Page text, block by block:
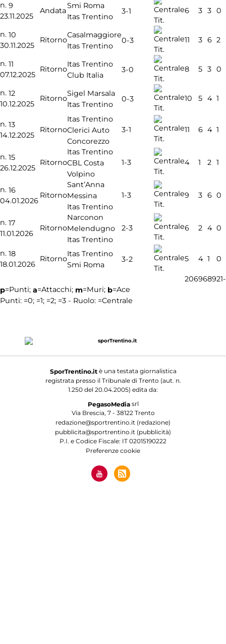
n. 9
23.11.2025
Andata
Smi Roma
Itas Trentino
3-1
Tit.
6 3 3 0
n. 10
30.11.2025
Ritorno
Casalmaggiore
Itas Trentino
0-3
Tit.
11 3 6 2
n. 11
07.12.2025
Ritorno
Itas Trentino
Club Italia
3-0
Tit.
8 5 3 0
n. 12
10.12.2025
Ritorno
Sigel Marsala
Itas Trentino
0-3
Tit.
10 5 4 1
n. 13
14.12.2025
Ritorno
Itas Trentino
Clerici Auto
Concorezzo
3-1
Tit.
11 6 4 1
n. 15
26.12.2025
Ritorno
Itas Trentino
CBL Costa
Volpino
1-3
Tit.
4 1 2 1
n. 16
04.01.2026
Ritorno
Sant’Anna
Messina
Itas Trentino
1-3
Tit.
9 3 6 0
n. 17
11.01.2026
Ritorno
Narconon
Melendugno
Itas Trentino
2-3
Tit.
6 2 4 0
n. 18
18.01.2026
Ritorno
Itas Trentino
Smi Roma
3-2
Tit.
5 4 1 0
206968921-
p=Punti; a=Attacchi; m=Muri; b=Ace
Punti: =0; =1; =2; =3 - Ruolo: =Centrale
SporTrentino.itè una testata giornalistica
registrata presso il Tribunale di Trento (aut. n.
1.250 del 20.04.2005) edita da:
PegasoMediasrl
Via Brescia, 7 - 38122 Trento
redazione@sportrentino.it (redazione)
pubblicita@sportrentino.it (pubblicità)
P.I. e Codice Fiscale: IT 02015190222
Preferenze cookie